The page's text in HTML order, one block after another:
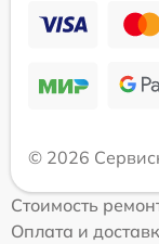
© 2026
Стоимость
Оплата и